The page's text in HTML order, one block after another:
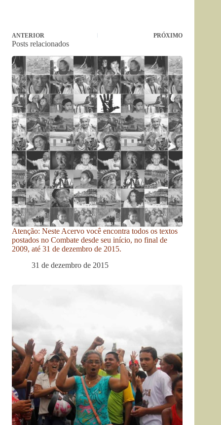
ANTERIOR PRÓXIMO
Posts relacionados
Atenção: Neste Acervo você encontra todos os textos
postados no Combate desde seu início, no final de
2009, até 31 de dezembro de 2015.
31 de dezembro de 2015